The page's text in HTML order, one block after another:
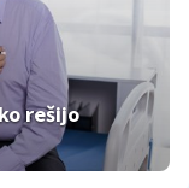
rešijo